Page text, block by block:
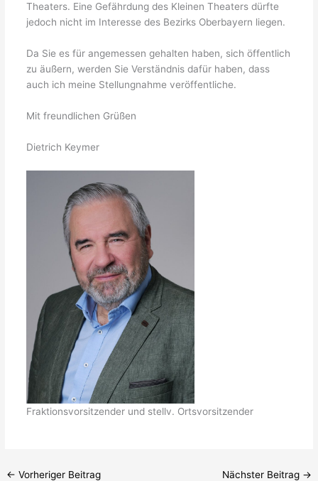
Theaters. Eine Gefährdung des Kleinen Theaters dürfte
jedoch nicht im Interesse des Bezirks Oberbayern liegen.
Da Sie es für angemessen gehalten haben, sich öffentlich
zu äußern, werden Sie Verständnis dafür haben, dass
auch ich meine Stellungnahme veröffentliche.
Mit freundlichen Grüßen
Dietrich Keymer
Fraktionsvorsitzender und stellv. Ortsvorsitzender
← Vorheriger Beitrag Nächster Beitrag →